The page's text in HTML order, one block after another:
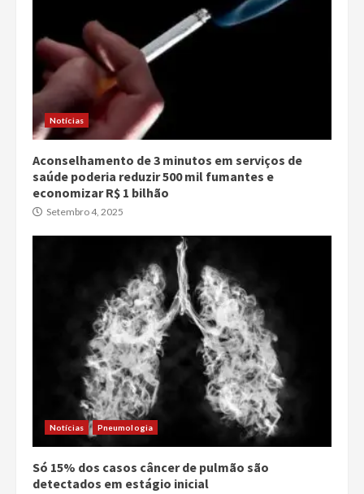
Notícias
Aconselhamento de 3 minutos em serviços de
saúde poderia reduzir 500 mil fumantes e
economizar R$ 1 bilhão
Setembro 4, 2025
Notícias Pneumologia
Só 15% dos casos câncer de pulmão são
detectados em estágio inicial